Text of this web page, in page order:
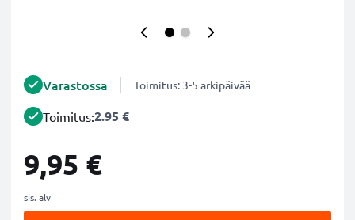
Varastossa Toimitus: 3-5 arkipäivää
Toimitus:2.95 €
9,95 €
sis. alv